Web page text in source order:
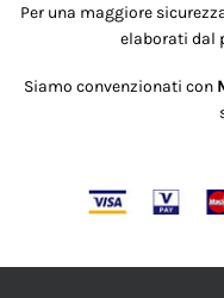
Per una maggiore
elaborati dal
Siamo convenzionati con